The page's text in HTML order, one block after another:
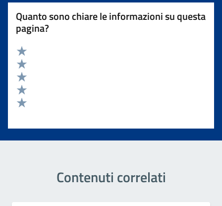
Quanto sono chiare le informazioni su questa
pagina?
Valuta 5 stelle su 5
Valuta 4 stelle su 5
Valuta 3 stelle su 5
Valuta 2 stelle su 5
Contenuti correlati